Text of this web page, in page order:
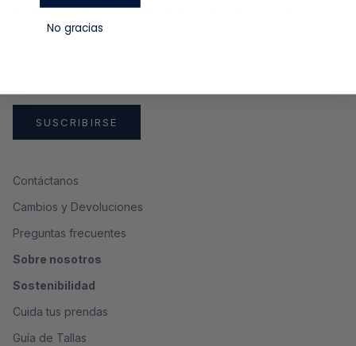
compra
SUSCRIBIRSE
Contáctanos
Cambios y Devoluciones
Preguntas frecuentes
Sobre nosotros
Sostenibilidad
Cuida tus prendas
Guía de Tallas
No gracias